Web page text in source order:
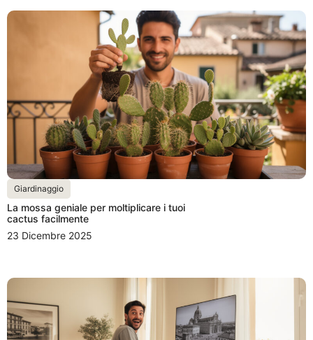
Giardinaggio
La mossa geniale per moltiplicare i tuoi
cactus facilmente
23 Dicembre 2025